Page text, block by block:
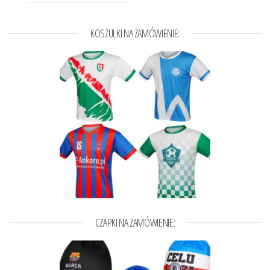
KOSZULKI NA ZAMÓWIENIE:
CZAPKI NA ZAMÓWIENIE: